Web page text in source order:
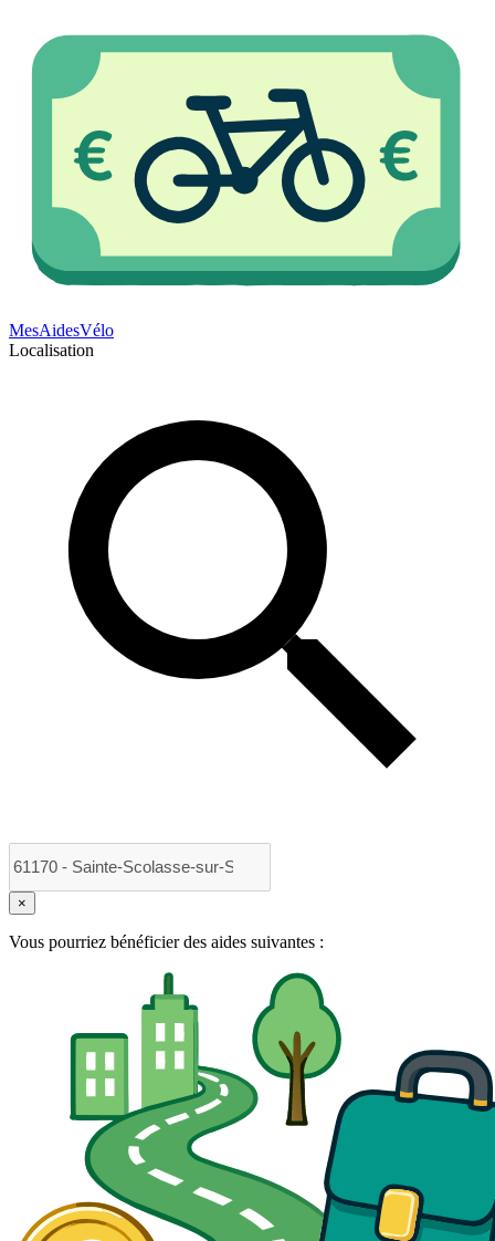
MesAidesVélo
Localisation
×
Vous pourriez bénéficier des aides suivantes :